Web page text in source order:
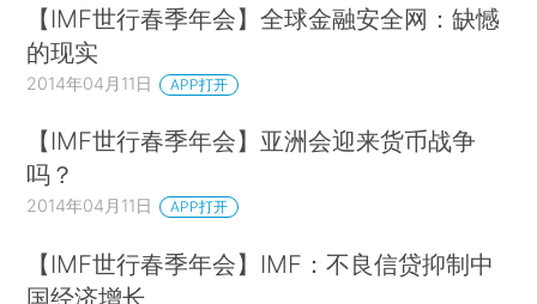
【IMF世行春季年会】全球金融安全网：缺憾
的现实
2014年04月11日 APP打开
【IMF世行春季年会】亚洲会迎来货币战争
吗？
2014年04月11日 APP打开
【IMF世行春季年会】IMF：不良信贷抑制中
国经济增长